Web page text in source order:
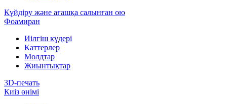
Күйдіру және ағашқа салынған ою
Фоамиран
Иілгіш күдері
Каттерлер
Молдтар
Жиынтықтар
3D-печать
Киіз өнімі